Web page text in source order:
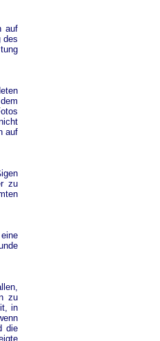
auf
des
auf
zu
zu
in
die